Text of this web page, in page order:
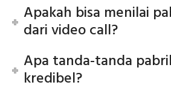
Apakah bisa menilai
dari video call?
Apa tanda-tanda
kredibel?